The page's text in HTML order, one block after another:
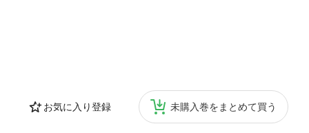
お気に入り登録 未購入巻をまとめて買う